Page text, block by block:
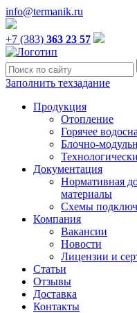
info@termanik.ru
+7 (383) 363 23 57
Заполнить техзадание
Продукция
Отопление
Горячее
Блочно-
Документация
Нормативная
материалы
Схемы
Компания
Вакансии
Новости
Лицензии и
Статьи
Отзывы
Доставка
Контакты